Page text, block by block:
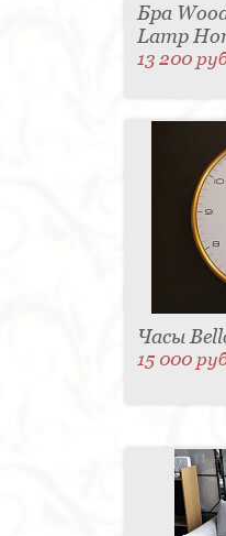
Бра
Lamp
13 200
Часы
15 000